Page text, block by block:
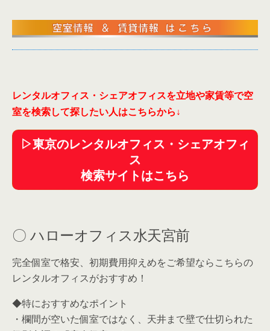
レンタルオフィス・シェアオフィスを立地や家賃等で空
室を検索して探したい人はこちらから ↓
▷東京のレンタルオフィス・シェアオフィ
ス
検索サイトはこちら
〇 ハローオフィス水天宮前
完全個室で格安、初期費用抑えめをご希望ならこちらの
レンタルオフィスがおすすめ！
◆特におすすめなポイント
・欄間が空いた個室ではなく、天井まで壁で仕切られた